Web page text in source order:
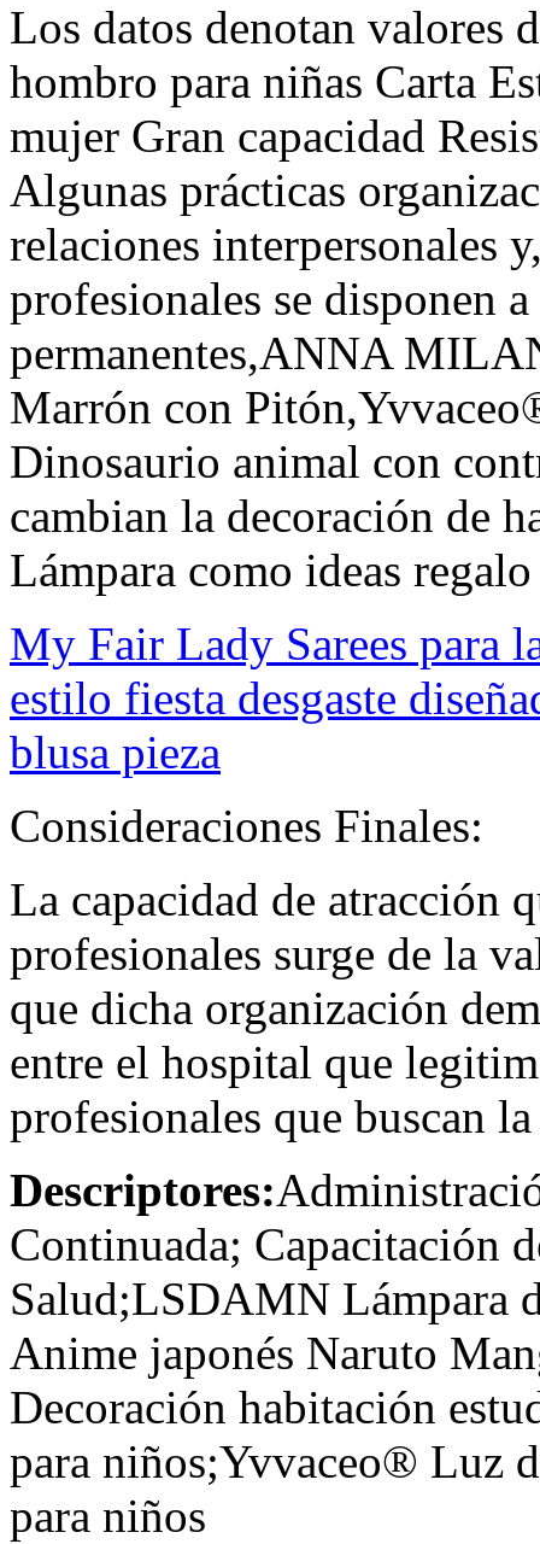
Los datos denotan valores
hombro para niñas Carta
mujer Gran capacidad
Algunas prácticas
relaciones interpersonales
profesionales se disponen
permanentes,ANNA
Marrón con
Dinosaurio animal con
cambian la decoración de
Lámpara como ideas
My Fair Lady Sarees para
estilo fiesta desgaste
blusa pieza
Consideraciones Finales:
La capacidad de atracción
profesionales surge de la
que dicha organización
entre el hospital que
profesionales que buscan
Descriptores:
Continuada; Capacitación
Salud;LSDAMN Lámpara
Anime japonés Naruto
Decoración habitación
para niños;Yvvaceo® Luz
para niños